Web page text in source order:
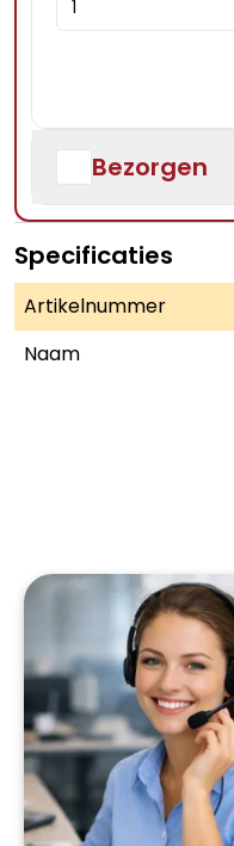
Bezorgen
Specificaties
Artikelnummer
Naam